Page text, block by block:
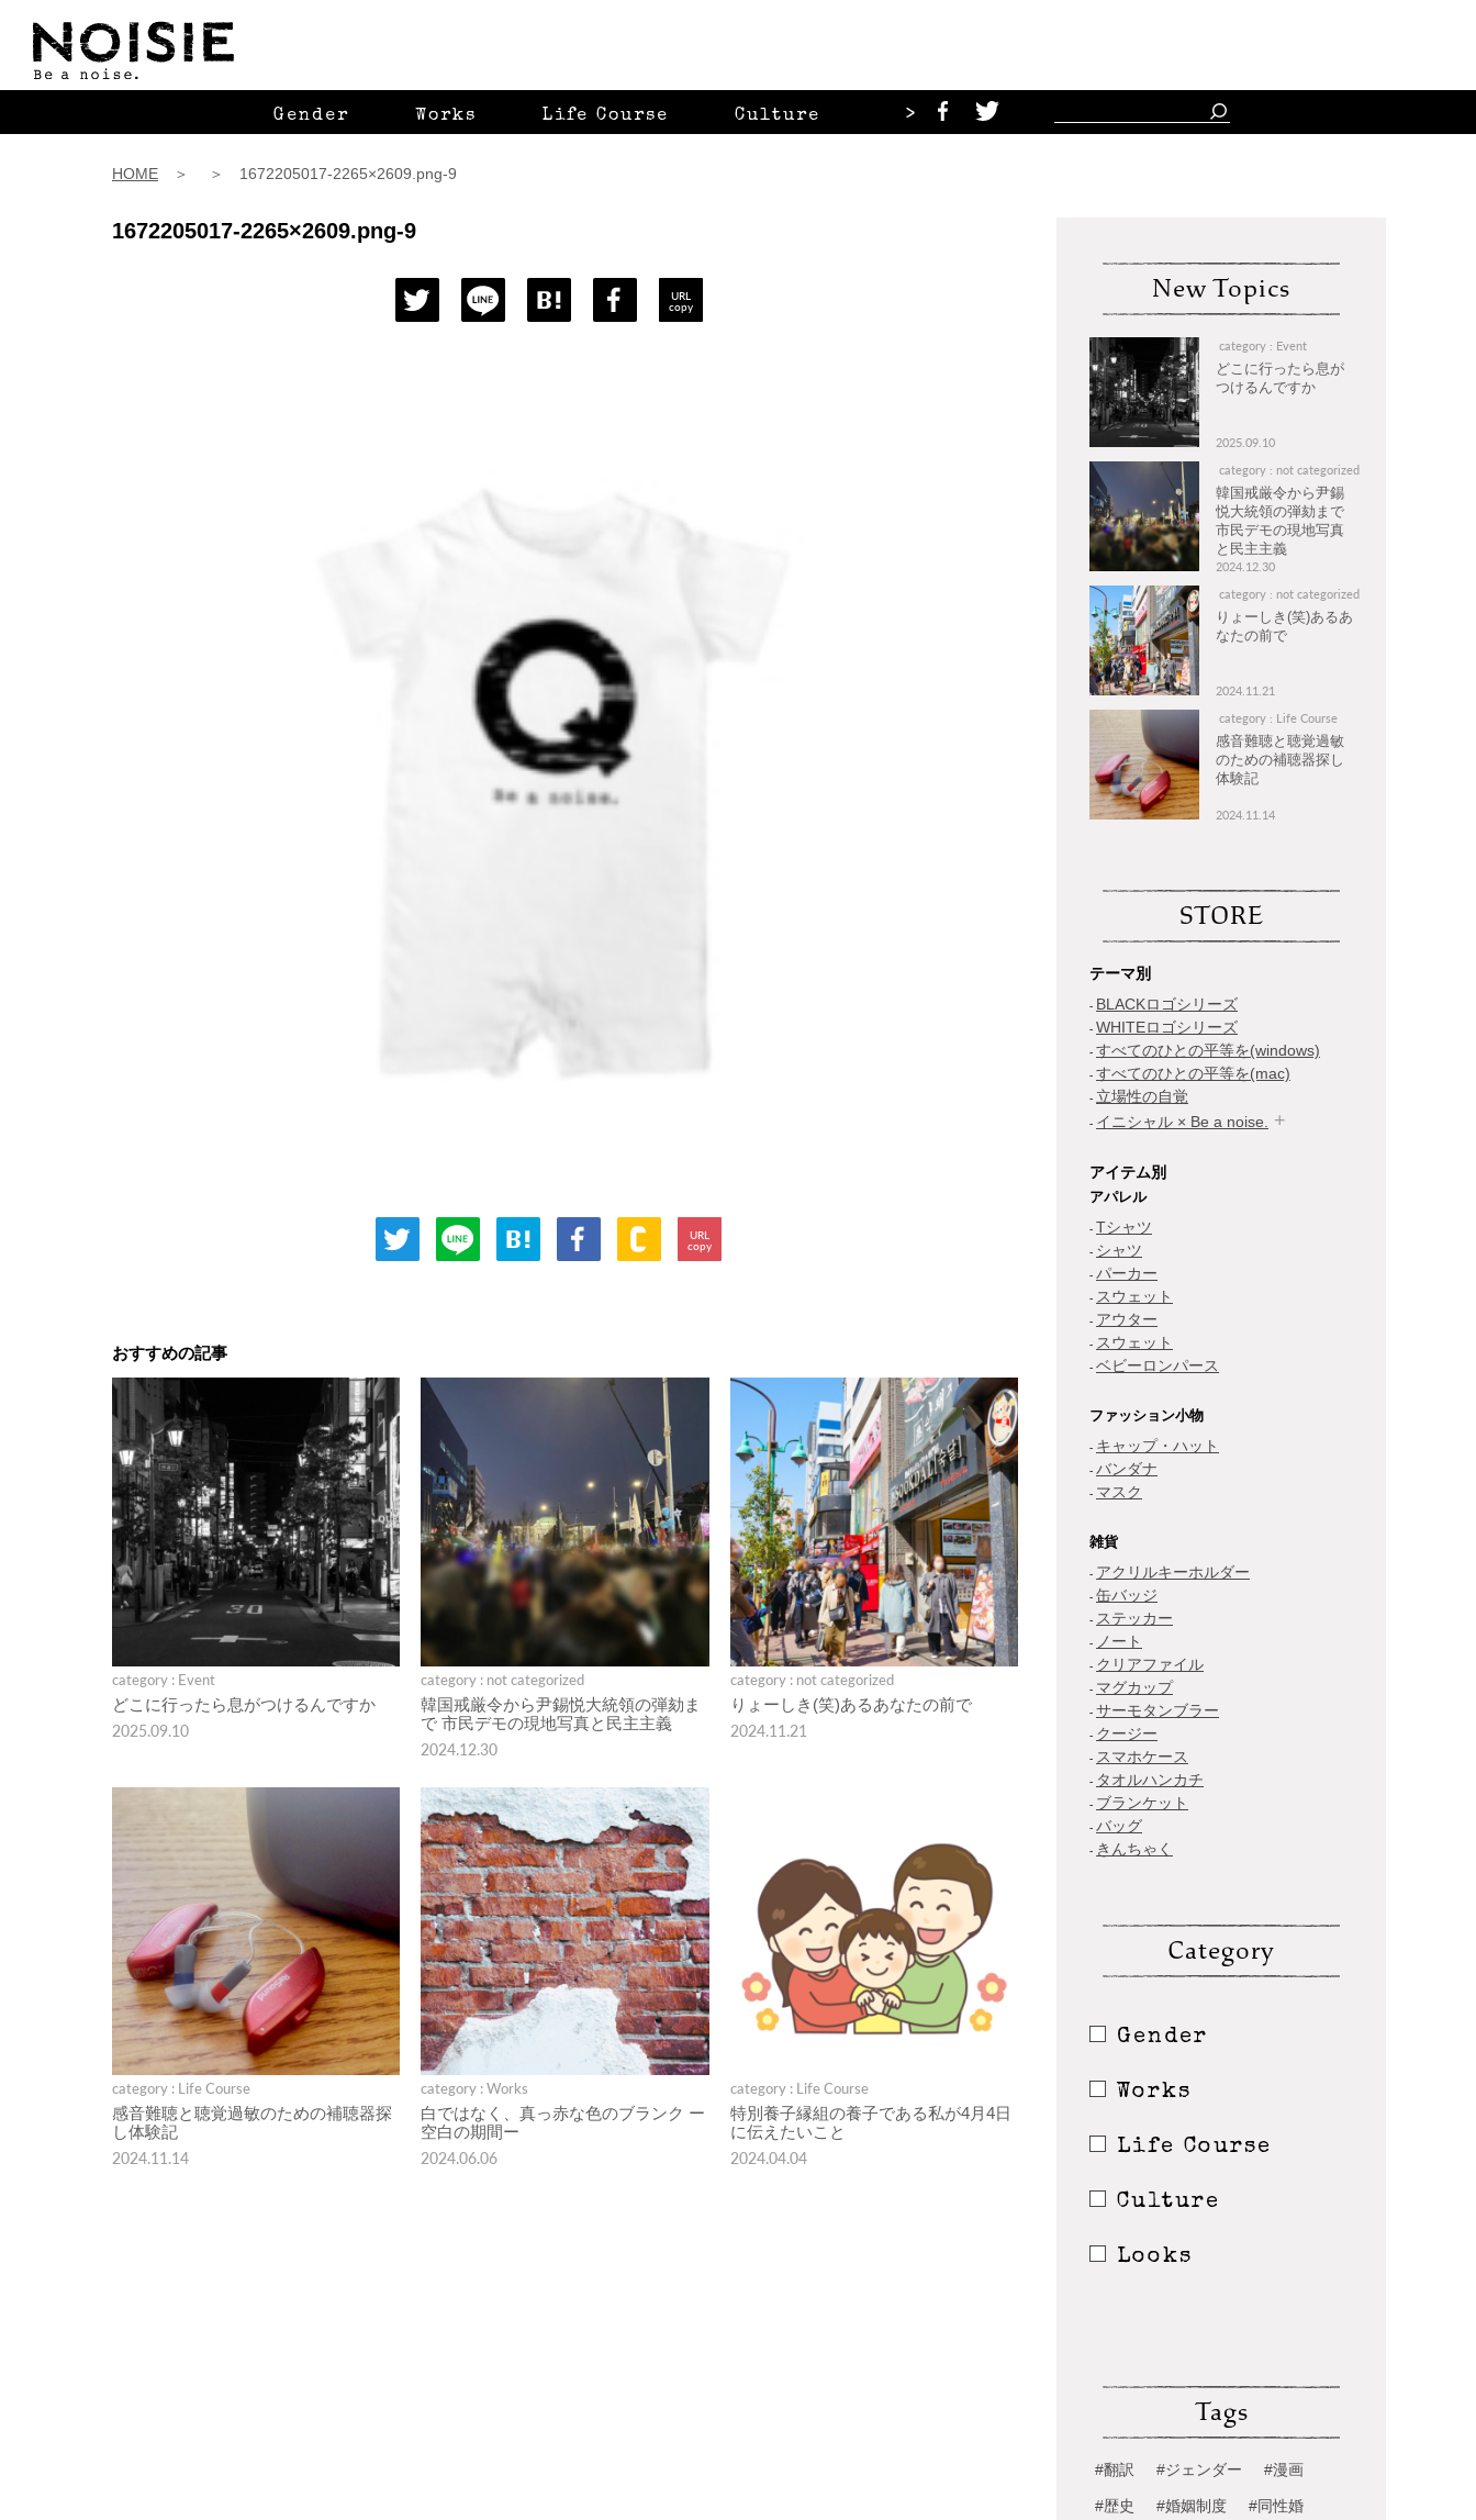
Gender Works Life Course Culture Looks
>
HOME ＞ ＞ 1672205017-2265×2609.png-9
1672205017-2265×2609.png-9
URL
copy
URL
copy
おすすめの記事
category : Event
どこに行ったら息がつけるんですか
2025.09.10
category : not categorized
韓国戒厳令から尹錫悦大統領の弾劾ま
で 市民デモの現地写真と民主主義
2024.12.30
category : not categorized
りょーしき(笑)あるあなたの前で
2024.11.21
category : Life Course
感音難聴と聴覚過敏のための補聴器探
し体験記
2024.11.14
category : Works
白ではなく、真っ赤な色のブランク ー
空白の期間ー
2024.06.06
category : Life Course
特別養子縁組の養子である私が4月4日
に伝えたいこと
2024.04.04
New Topics
category : Event
どこに行ったら息が
つけるんですか
2025.09.10
category : not categorized
韓国戒厳令から尹錫
悦大統領の弾劾まで
市民デモの現地写真
と民主主義
2024.12.30
category : not categorized
りょーしき(笑)あるあ
なたの前で
2024.11.21
category : Life Course
感音難聴と聴覚過敏
のための補聴器探し
体験記
2024.11.14
STORE
テーマ別
BLACKロゴシリーズ
WHITEロゴシリーズ
すべてのひとの平等を(windows)
すべてのひとの平等を(mac)
立場性の自覚
イニシャル × Be a noise.
アイテム別
アパレル
Tシャツ
シャツ
パーカー
スウェット
アウター
スウェット
ベビーロンパース
ファッション小物
キャップ・ハット
バンダナ
マスク
雑貨
アクリルキーホルダー
缶バッジ
ステッカー
ノート
クリアファイル
マグカップ
サーモタンブラー
クージー
スマホケース
タオルハンカチ
ブランケット
バッグ
きんちゃく
Category
Gender
Works
Life Course
Culture
Looks
Tags
#翻訳 #ジェンダー #漫画
#歴史 #婚姻制度 #同性婚